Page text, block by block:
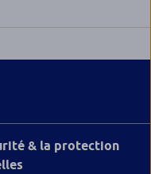
& la protection